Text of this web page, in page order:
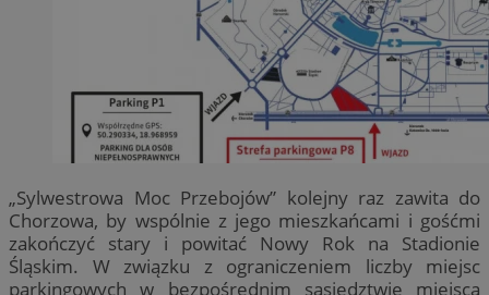
„Sylwestrowa Moc Przebojów” kolejny raz zawita do
Chorzowa, by wspólnie z jego mieszkańcami i gośćmi
zakończyć stary i powitać Nowy Rok na Stadionie
Śląskim. W związku z ograniczeniem liczby miejsc
parkingowych w bezpośrednim sąsiedztwie miejsca